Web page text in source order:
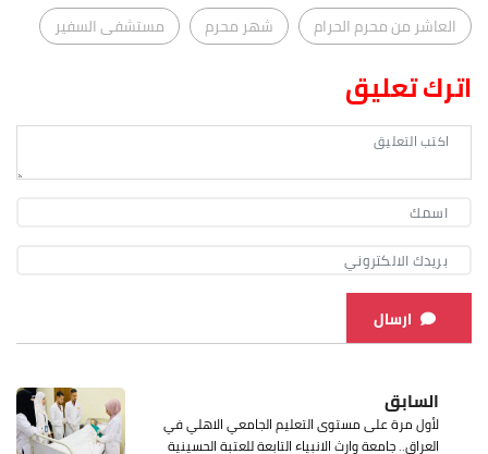
العاشر من محرم الحرام
شهر محرم مستشفى السفير
اترك تعليق
ارسال
السابق
لأول مرة على مستوى التعليم الجامعي الاهلي في
العراق.. جامعة وارث الانبياء التابعة للعتبة الحسينية